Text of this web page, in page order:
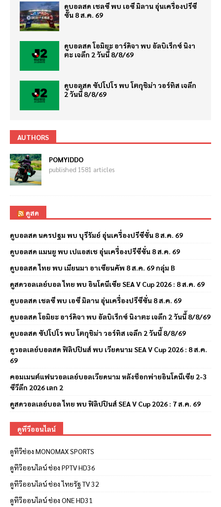
ดูบอลสด เชลซี พบ เอซี มิลาน อุ่นเครื่องปรีซี
ซั่น 8 ส.ค. 69
ดูบอลสด โอมิยะ อาร์ดิจา พบ อัลบิเร็กซ์ นิงา
ตะ เจลีก 2 วันนี้ 8/8/69
ดูบอลสด ซัปโปโร พบ โตกุชิม่า วอร์ทิส เจลีก
2 วันนี้ 8/8/69
AUTHORS
POMYIDDO
published 1581 articles
ดูสด
ดูบอลสด นครปฐม พบ บุรีรัมย์ อุ่นเครื่องปรีซีซั่น 8 ส.ค. 69
ดูบอลสด แมนยู พบ เปแอสเช อุ่นเครื่องปรีซีซั่น 8 ส.ค. 69
ดูบอลสด ไทย พบ เมียนมา อาเซียนคัพ 8 ส.ค. 69 กลุ่ม B
ดูสดวอลเลย์บอล ไทย พบ อินโดนีเซีย SEA V Cup 2026 : 8 ส.ค. 69
ดูบอลสด เชลซี พบ เอซี มิลาน อุ่นเครื่องปรีซีซั่น 8 ส.ค. 69
ดูบอลสด โอมิยะ อาร์ดิจา พบ อัลบิเร็กซ์ นิงาตะ เจลีก 2 วันนี้ 8/8/69
ดูบอลสด ซัปโปโร พบ โตกุชิม่า วอร์ทิส เจลีก 2 วันนี้ 8/8/69
ดูวอลเลย์บอลสด ฟิลิปปินส์ พบ เวียดนาม SEA V Cup 2026 : 8 ส.ค.
69
คอมเมนต์แฟนวอลเลย์บอลเวียดนาม หลังช็อกพ่ายอินโดนีเซีย 2-3
ซีวีลีก 2026 เลก 2
ดูสดวอลเลย์บอล ไทย พบ ฟิลิปปินส์ SEA V Cup 2026 : 7 ส.ค. 69
ดูทีวีออนไลน์
ดูทีวีช่อง MONOMAX SPORTS
ดูทีวีออนไลน์ ช่อง PPTV HD36
ดูทีวีออนไลน์ ช่อง ไทยรัฐ TV 32
ดูทีวีออนไลน์ ช่อง ONE HD31